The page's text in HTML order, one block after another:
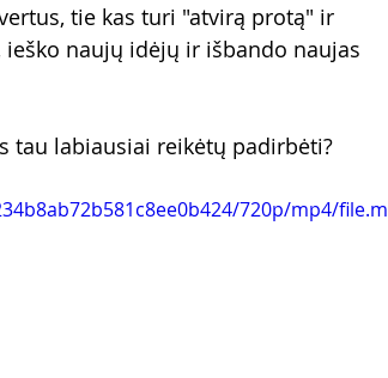
tie kas turi "atvirą protą" ir
naujų idėjų ir išbando naujas
tau labiausiai reikėtų padirbėti?
720p/mp4/file.m